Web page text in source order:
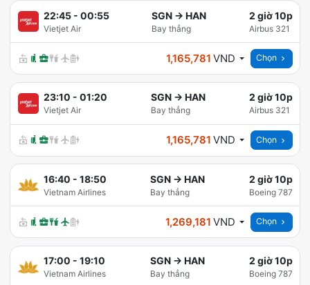
22:45- 00:55
Vietjet Air
SGN → HAN
Bay thẳng
2 giờ 10p
Airbus 321
1,165,781 VND Chọn
23:10 - 01:20
Vietjet Air
SGN → HAN
Bay thẳng
2 giờ 10p
Airbus 321
1,165,781 VND Chọn
16:40 - 18:50
Vietnam Airlines
SGN → HAN
Bay thẳng
2 giờ 10p
Boeing 787
1,269,181 VND Chọn
17:00 - 19:10
Vietnam Airlines
SGN → HAN
Bay thẳng
2 giờ 10p
Boeing 787